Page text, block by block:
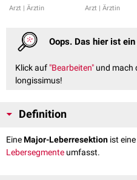
Arzt | Ärztin Arzt | Ärztin
Oops. Das hier ist
Klick auf "Bearbeiten" und mach
longissimus!
Definition
EineMajor-Leberresektion ist eine
Lebersegmente umfasst.